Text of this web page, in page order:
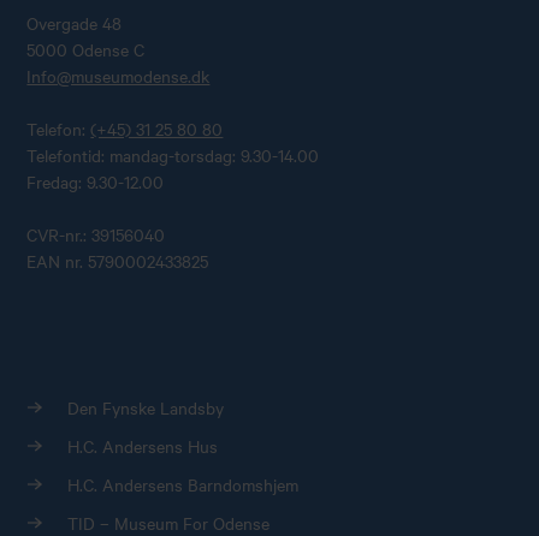
Overgade 48
5000 Odense C
Info@museumodense.dk
Telefon: (+45) 31 25 80 80
Telefontid: mandag-torsdag: 9.30-14.00
Fredag: 9.30-12.00
CVR-nr.: 39156040
EAN nr. 5790002433825
Den Fynske Landsby
H.C. Andersens Hus
H.C. Andersens Barndomshjem
TID – Museum For Odense